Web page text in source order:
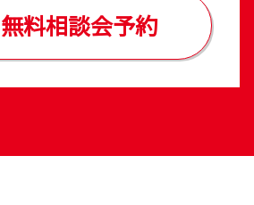
無料相談会予約